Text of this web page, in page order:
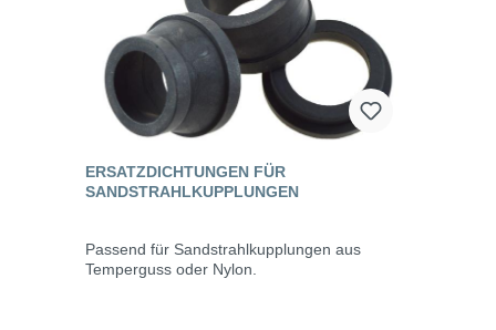
ERSATZDICHTUNGEN FÜR
SANDSTRAHLKUPPLUNGEN
Passend für Sandstrahlkupplungen aus
Temperguss oder Nylon.